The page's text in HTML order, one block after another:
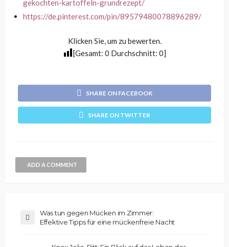
gekochten-kartoffeln-grundrezept/
https://de.pinterest.com/pin/89579480078896289/
Klicken Sie, um zu bewerten.
[Gesamt: 0 Durchschnitt: 0]
SHARE ON FACEBOOK
SHARE ON TWITTER
ADD A COMMENT
Was tun gegen Mücken im Zimmer:
Effektive Tipps für eine mückenfreie Nacht